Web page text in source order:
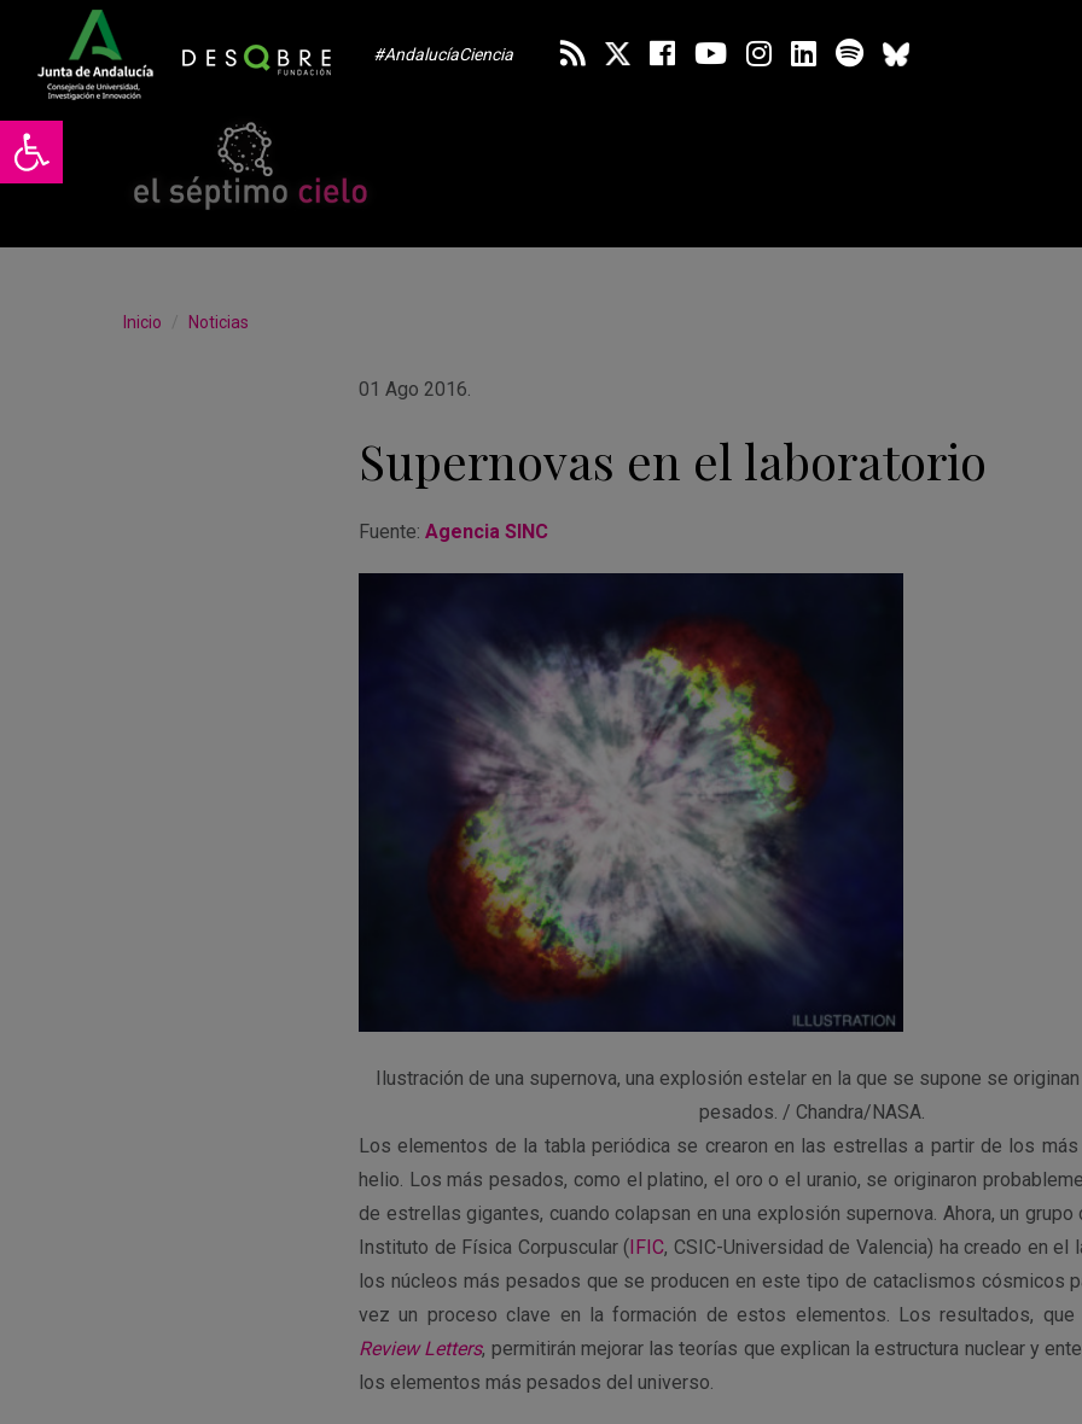
Abrir barra de herramientas
#AndalucíaCiencia
Inicio Noticias
01 Ago 2016.
Supernovas en el laboratorio
Fuente: Agencia SINC
Ilustración de una supernova, una explosión estelar en la que se supone se
pesados. / Chandra/NASA.
Los elementos de la tabla periódica se crearon en las estrellas a partir de los
helio. Los más pesados, como el platino, el oro o el uranio, se originaron
de estrellas gigantes, cuando colapsan en una explosión supernova. Ahora, un
Instituto de Física Corpuscular (IFIC, CSIC-Universidad de Valencia) ha creado en el
los núcleos más pesados que se producen en este tipo de cataclismos cósmicos
vez un proceso clave en la formación de estos elementos. Los resultados, que
Review Letters, permitirán mejorar las teorías que explican la estructura nuclear y
los elementos más pesados del universo.